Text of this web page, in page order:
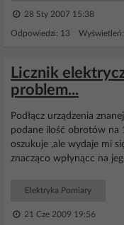
28 Sty 2007 15:38
Odpowiedzi: 13
Licznik
problem...
Podłącz urządzenia
podane ilość obrotów na
oszukuje ,ale wydaje mi
znacząco wpłynącc na
Elektryka Pomiary
21 Cze 2009 19:56